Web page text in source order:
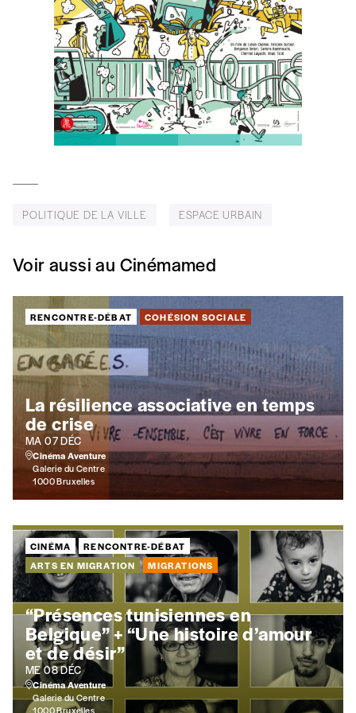
Quantité
AJOUTER
Édition numérique
Offre découverte
Vous souhaitez découvrirImag? Nous vous offrons les
Je souhaite bénéficier de l’offre découverte
Cadeau
Faites découvrir l' Imagà un·e ami·e et offrez-lui un
J’offre un abonnement (5 numéros)
J’offre le(s) numéro(s)
Vos coordonnées
Prénom*
Nom*
POLITIQUE DE LA VILLE ESPACE URBAIN
Voir aussi au Cinémamed
RENCONTRE-DÉBAT COHÉSION SOCIALE
La résilience associative en temps
de crise
MA 07 DÉC
Cinéma Aventure
Galerie du Centre
1000 Bruxelles
CINÉMA
RENCONTRE-DÉBAT
ARTS EN MIGRATION
MIGRATIONS
“Présences tunisiennes en
Belgique” + “Une histoire d’amour
et de désir”
ME 08 DÉC
Cinéma Aventure
Galerie du Centre
1000 Bruxelles